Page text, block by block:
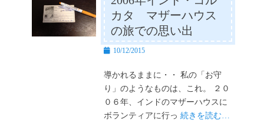
カタ マザーハウス
の旅での思い出
投
日
10/12/2015
導かれるままに・・ 私の「お守
り」のようなものは、これ。 ２０
０６年、インドのマザーハウスに
ボランティアに行っ続きを読む…